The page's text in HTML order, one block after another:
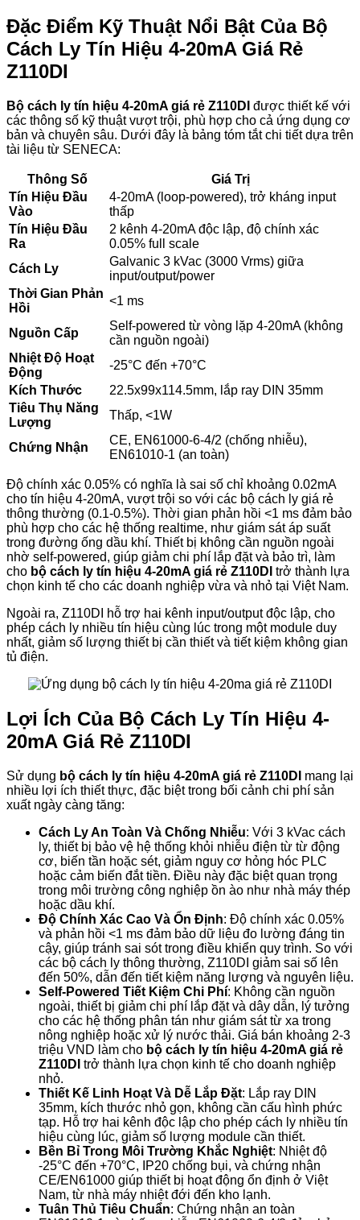
Đặc Điểm Kỹ Thuật Nổi Bật Của Bộ
Cách Ly Tín Hiệu 4-20mA Giá Rẻ
Z110DI
Bộ cách ly tín hiệu 4-20mA giá rẻ Z110DI được thiết kế với
các thông số kỹ thuật vượt trội, phù hợp cho cả ứng dụng cơ
bản và chuyên sâu. Dưới đây là bảng tóm tắt chi tiết dựa trên
tài liệu từ SENECA:
Thông Số
Giá Trị
Tín Hiệu Đầu
Vào
4-20mA (loop-powered), trở kháng input
thấp
Tín Hiệu Đầu
Ra
2 kênh 4-20mA độc lập, độ chính xác
0.05% full scale
Cách Ly
Galvanic 3 kVac (3000 Vrms) giữa
input/output/power
Thời Gian Phản
Hồi
<1 ms
Nguồn Cấp
Self-powered từ vòng lặp 4-20mA (không
cần nguồn ngoài)
Nhiệt Độ Hoạt
Động
-25°C đến +70°C
Kích Thước
22.5x99x114.5mm, lắp ray DIN 35mm
Tiêu Thụ Năng
Lượng
Thấp, <1W
Chứng Nhận
CE, EN61000-6-4/2 (chống nhiễu),
EN61010-1 (an toàn)
Độ chính xác 0.05% có nghĩa là sai số chỉ khoảng 0.02mA
cho tín hiệu 4-20mA, vượt trội so với các bộ cách ly giá rẻ
thông thường (0.1-0.5%). Thời gian phản hồi <1 ms đảm bảo
phù hợp cho các hệ thống realtime, như giám sát áp suất
trong đường ống dầu khí. Thiết bị không cần nguồn ngoài
nhờ self-powered, giúp giảm chi phí lắp đặt và bảo trì, làm
cho bộ cách ly tín hiệu 4-20mA giá rẻ Z110DI trở thành lựa
chọn kinh tế cho các doanh nghiệp vừa và nhỏ tại Việt Nam.
Ngoài ra, Z110DI hỗ trợ hai kênh input/output độc lập, cho
phép cách ly nhiều tín hiệu cùng lúc trong một module duy
nhất, giảm số lượng thiết bị cần thiết và tiết kiệm không gian
tủ điện.
Lợi Ích Của Bộ Cách Ly Tín Hiệu 4-
20mA Giá Rẻ Z110DI
Sử dụng bộ cách ly tín hiệu 4-20mA giá rẻ Z110DI mang lại
nhiều lợi ích thiết thực, đặc biệt trong bối cảnh chi phí sản
xuất ngày càng tăng:
Cách Ly An Toàn Và Chống Nhiễu: Với 3 kVac cách
ly, thiết bị bảo vệ hệ thống khỏi nhiễu điện từ từ động
cơ, biến tần hoặc sét, giảm nguy cơ hỏng hóc PLC
hoặc cảm biến đắt tiền. Điều này đặc biệt quan trọng
trong môi trường công nghiệp ồn ào như nhà máy thép
hoặc dầu khí.
Độ Chính Xác Cao Và Ổn Định: Độ chính xác 0.05%
và phản hồi <1 ms đảm bảo dữ liệu đo lường đáng tin
cậy, giúp tránh sai sót trong điều khiển quy trình. So với
các bộ cách ly thông thường, Z110DI giảm sai số lên
đến 50%, dẫn đến tiết kiệm năng lượng và nguyên liệu.
Self-Powered Tiết Kiệm Chi Phí: Không cần nguồn
ngoài, thiết bị giảm chi phí lắp đặt và dây dẫn, lý tưởng
cho các hệ thống phân tán như giám sát từ xa trong
nông nghiệp hoặc xử lý nước thải. Giá bán khoảng 2-3
triệu VND làm cho bộ cách ly tín hiệu 4-20mA giá rẻ
Z110DI trở thành lựa chọn kinh tế cho doanh nghiệp
nhỏ.
Thiết Kế Linh Hoạt Và Dễ Lắp Đặt: Lắp ray DIN
35mm, kích thước nhỏ gọn, không cần cấu hình phức
tạp. Hỗ trợ hai kênh độc lập cho phép cách ly nhiều tín
hiệu cùng lúc, giảm số lượng module cần thiết.
Bền Bỉ Trong Môi Trường Khắc Nghiệt: Nhiệt độ
-25°C đến +70°C, IP20 chống bụi, và chứng nhận
CE/EN61000 giúp thiết bị hoạt động ổn định ở Việt
Nam, từ nhà máy nhiệt đới đến kho lạnh.
Tuân Thủ Tiêu Chuẩn: Chứng nhận an toàn